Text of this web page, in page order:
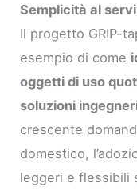
Semplicità al
Il progetto GRIP-
esempio di come
oggetti di uso
soluzioni
crescente
domestico,
leggeri e flessibili